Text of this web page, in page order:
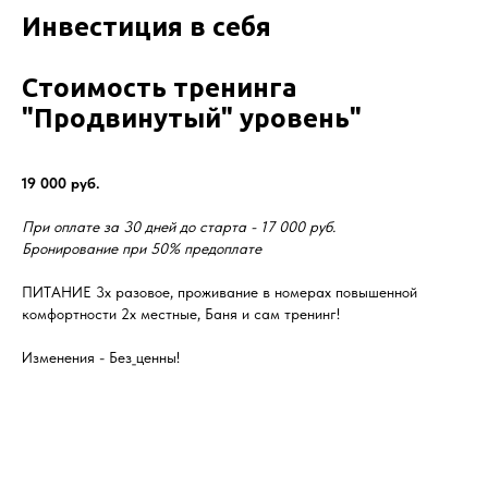
Инвестиция в себя
Стоимость тренинга
"Продвинутый" уровень"
19 000 руб.
При оплате за 30 дней до старта - 17 000 руб.
Бронирование при 50% предоплате
ПИТАНИЕ 3х разовое, проживание в номерах повышенной
комфортности 2х местные, Баня и сам тренинг!
Изменения - Без_ценны!